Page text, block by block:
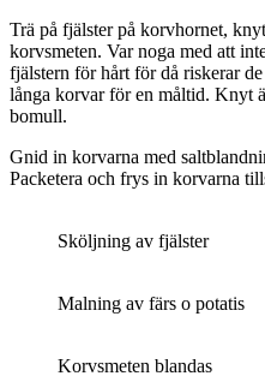
Trä på fjälster på korvhornet,
korvsmeten. Var noga med att
fjälstern för hårt för då riskerar
långa korvar för en måltid. Knyt
bomull.
Gnid in korvarna med
Packetera och frys in korvarna
Sköljning av fjälster
Malning av färs o potatis
Korvsmeten blandas